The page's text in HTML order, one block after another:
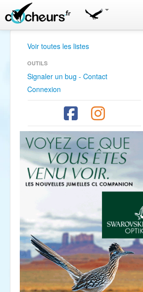
Voir toutes les listes
OUTILS
Signaler un bug - Contact
Connexion